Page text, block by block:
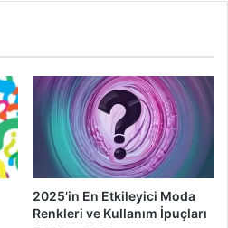
2025’in En Etkileyici Moda
Renkleri ve Kullanım İpuçları